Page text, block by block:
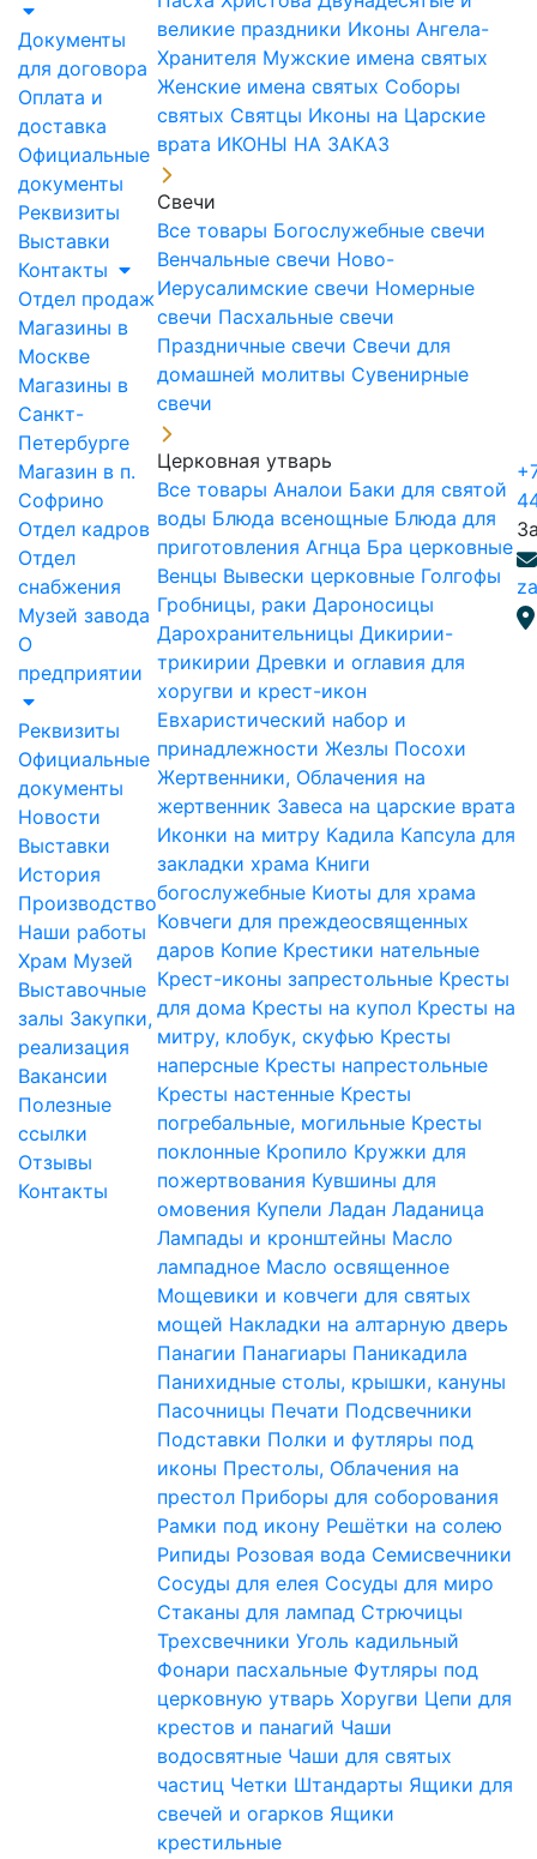
Документы
для договора
Оплата и
доставка
Официальные
документы
Реквизиты
Выставки
Контакты
Отдел продаж
Магазины в
Москве
Магазины в
Санкт-
Петербурге
Магазин в п.
Софрино
Отдел кадров
Отдел
снабжения
Музей завода
О
предприятии
Реквизиты
Официальные
документы
Новости
Выставки
История
Производство
Наши работы
Храм Музей
Выставочные
залы Закупки,
реализация
Вакансии
Полезные
ссылки
Отзывы
Контакты
великие праздники Иконы Ангела-
Хранителя Мужские имена святых
Женские имена святых Соборы
святых Святцы Иконы на Царские
врата ИКОНЫ НА ЗАКАЗ
Свечи
Все товары Богослужебные свечи
Венчальные свечи Ново-
Иерусалимские свечи Номерные
свечи Пасхальные свечи
Праздничные свечи Свечи для
домашней молитвы Сувенирные
свечи
Церковная утварь
Все товары Аналои Баки для святой
воды Блюда всенощные Блюда для
приготовления Агнца Бра церковные
Венцы Вывески церковные Голгофы
Гробницы, раки Дароносицы
Дарохранительницы Дикирии-
трикирии Древки и оглавия для
хоругви и крест-икон
Евхаристический набор и
принадлежности Жезлы Посохи
Жертвенники, Облачения на
жертвенник Завеса на царские врата
Иконки на митру Кадила Капсула для
закладки храма Книги
богослужебные Киоты для храма
Ковчеги для преждеосвященных
даров Копие Крестики нательные
Крест-иконы запрестольные Кресты
для дома Кресты на купол Кресты на
митру, клобук, скуфью Кресты
наперсные Кресты напрестольные
Кресты настенные Кресты
погребальные, могильные Кресты
поклонные Кропило Кружки для
пожертвования Кувшины для
омовения Купели Ладан Ладаница
Лампады и кронштейны Масло
лампадное Масло освященное
Мощевики и ковчеги для святых
мощей Накладки на алтарную дверь
Панагии Панагиары Паникадила
Панихидные столы, крышки, кануны
Пасочницы Печати Подсвечники
Подставки Полки и футляры под
иконы Престолы, Облачения на
престол Приборы для соборования
Рамки под икону Решётки на солею
Рипиды Розовая вода Семисвечники
Сосуды для елея Сосуды для миро
Стаканы для лампад Стрючицы
Трехсвечники Уголь кадильный
Фонари пасхальные Футляры под
церковную утварь Хоругви Цепи для
крестов и панагий Чаши
водосвятные Чаши для святых
частиц Четки Штандарты Ящики для
свечей и огарков Ящики
крестильные